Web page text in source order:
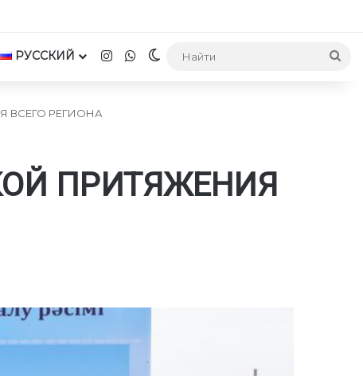
РУССКИЙ InstagramWhatsApp
Switch skin
ВСЕГО РЕГИОНА
ПРИТЯЖЕНИЯ